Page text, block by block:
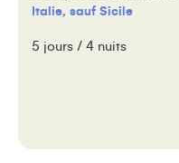
Italie, sauf Sicile
5 jours / 4 nuits